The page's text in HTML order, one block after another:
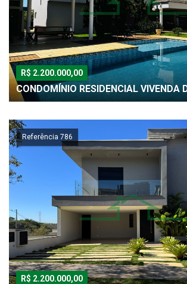
R$ 2.200.000,00
CONDOMÍNIO RESIDENCIAL VIVENDA
Referência 786
R$ 2.200.000,00